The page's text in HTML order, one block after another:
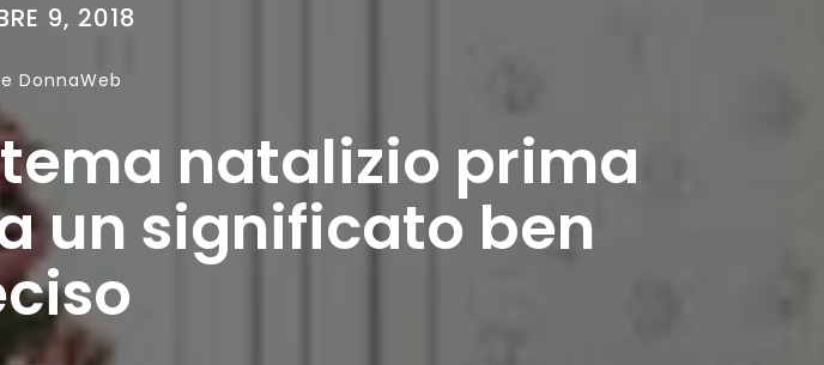
9, 2018
DonnaWeb
natalizio prima
un significato ben